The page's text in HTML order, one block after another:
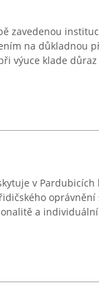
zavedenou
na důkladnou
výuce klade
v
oprávnění
a